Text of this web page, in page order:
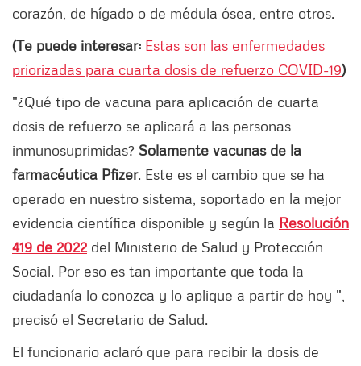
corazón, de hígado o de médula ósea, entre otros.
(Te puede interesar: Estas son las enfermedades
priorizadas para cuarta dosis de refuerzo COVID-19)
"¿Qué tipo de vacuna para aplicación de cuarta
dosis de refuerzo se aplicará a las personas
inmunosuprimidas? Solamente vacunas de la
farmacéutica Pfizer. Este es el cambio que se ha
operado en nuestro sistema, soportado en la mejor
evidencia científica disponible y según la Resolución
419 de 2022 del Ministerio de Salud y Protección
Social. Por eso es tan importante que toda la
ciudadanía lo conozca y lo aplique a partir de hoy ",
precisó el Secretario de Salud.
El funcionario aclaró que para recibir la dosis de